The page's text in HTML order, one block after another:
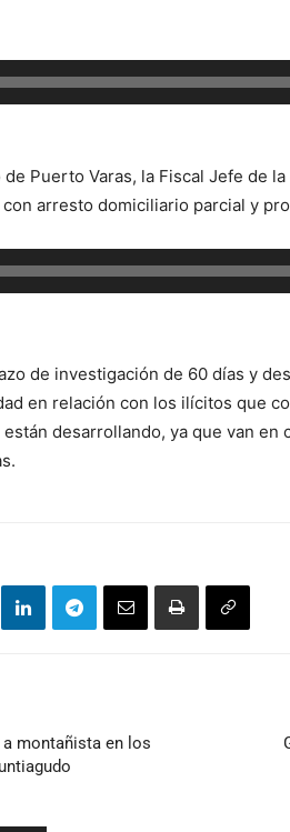
de Puerto Varas, la Fiscal Jefe de
arresto domiciliario parcial y
de investigación de 60 días y
en relación con los ilícitos que
desarrollando, ya que van
montañista en los